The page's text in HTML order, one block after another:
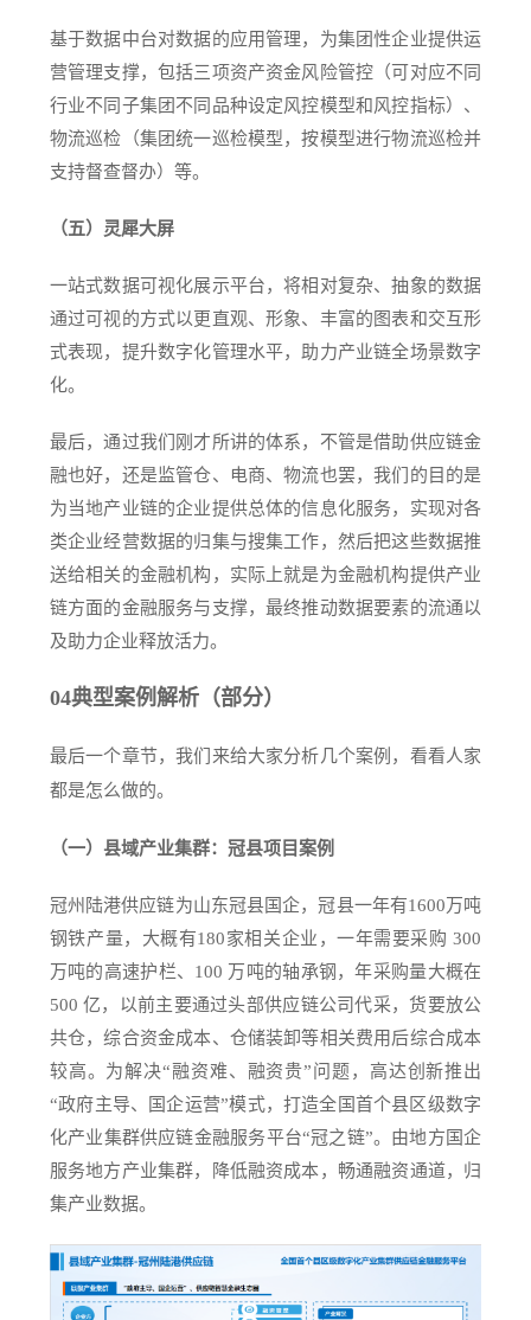
基于数据中台对数据的应用管理，为集团性企业提供运
营管理支撑，包括三项资产资金风险管控（可对应不同
行业不同子集团不同品种设定风控模型和风控指标）、
物流巡检（集团统一巡检模型，按模型进行物流巡检并
支持督查督办）等。
（五）灵犀大屏
一站式数据可视化展示平台，将相对复杂、抽象的数据
通过可视的方式以更直观、形象、丰富的图表和交互形
式表现，提升数字化管理水平，助力产业链全场景数字
化。
最后，通过我们刚才所讲的体系，不管是借助供应链金
融也好，还是监管仓、电商、物流也罢，我们的目的是
为当地产业链的企业提供总体的信息化服务，实现对各
类企业经营数据的归集与搜集工作，然后把这些数据推
送给相关的金融机构，实际上就是为金融机构提供产业
链方面的金融服务与支撑，最终推动数据要素的流通以
及助力企业释放活力。
04典型案例解析（部分）
最后一个章节，我们来给大家分析几个案例，看看人家
都是怎么做的。
（一）县域产业集群：冠县项目案例
冠州陆港供应链为山东冠县国企，冠县一年有1600万吨
钢铁产量，大概有180家相关企业，一年需要采购 300
万吨的高速护栏、100 万吨的轴承钢，年采购量大概在
500 亿，以前主要通过头部供应链公司代采，货要放公
共仓，综合资金成本、仓储装卸等相关费用后综合成本
较高。为解决“融资难、融资贵”问题，高达创新推出
“政府主导、国企运营”模式，打造全国首个县区级数字
化产业集群供应链金融服务平台“冠之链”。由地方国企
服务地方产业集群，降低融资成本，畅通融资通道，归
集产业数据。